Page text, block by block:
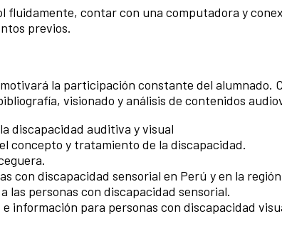
fluidamente, contar con una computadora y
previos.
la participación constante del alumnado.
visionado y análisis de contenidos
discapacidad auditiva y visual
concepto y tratamiento de la discapacidad.
con discapacidad sensorial en Perú y en la
las personas con discapacidad sensorial.
e información para personas con discapacidad